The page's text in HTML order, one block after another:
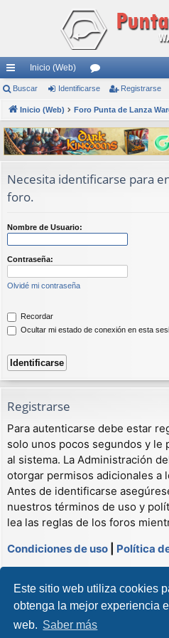
Este sitio web utiliza cookies
obtenga la mejor experiencia
web. Saber más
nl
ac
es
rá
pi
do
Inicio (Web)
or
os
Buscar Identificarse Registrarse
Inicio (Web) Foro Punta de Lanza
Necesita identificarse para
foro.
Nombre de Usuario:
Contraseña:
Olvidé mi contraseña
Recordar
Ocultar mi estado de conexión en esta
Registrarse
Para autenticarse debe estar
solo unos pocos segundos y le
al sistema. La Administración
otorgar permisos adicionales a
Antes de identificarse
nuestros términos de uso y
lea las reglas de los foros
Condiciones de uso
Política
Registrarse
Inicio (Web) Foro Punta de Lanza